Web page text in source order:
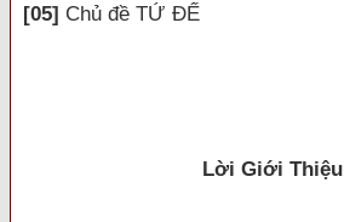
[05] Chủ đề TỨ ÐẾ
Lời Giới Thiệu